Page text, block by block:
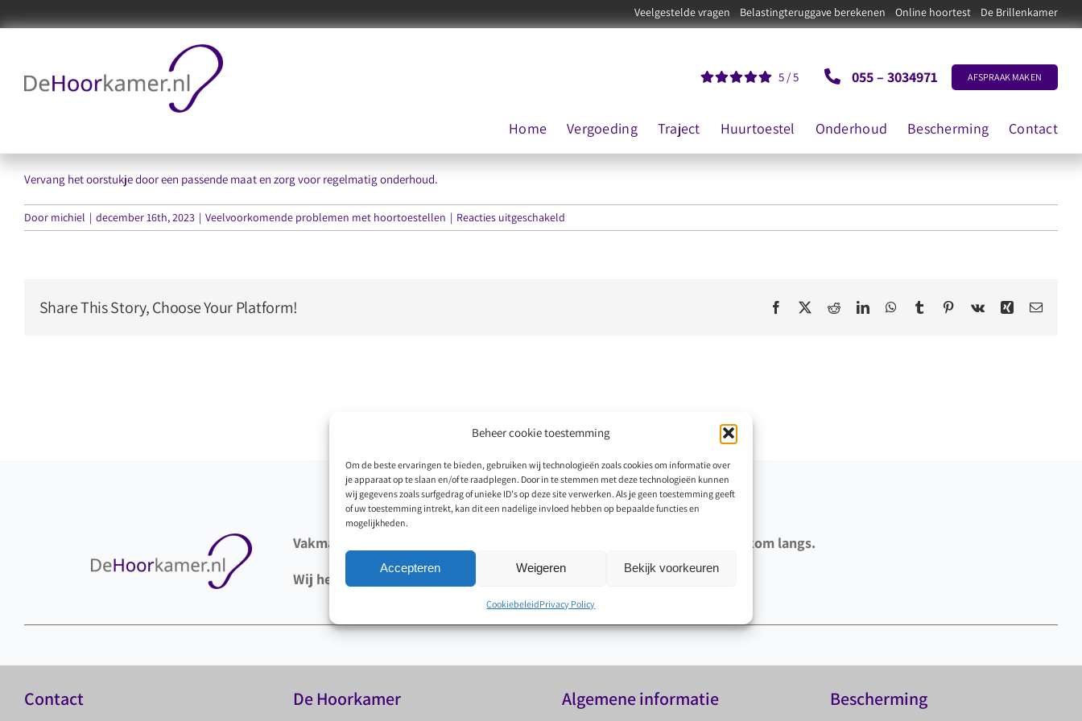
Beheer cookie toestemming
Om de beste ervaringen te bieden, gebruiken wij technologieën zoals cookies om informatie over
je apparaat op te slaan en/of te raadplegen. Door in te stemmen met deze technologieën kunnen
wij gegevens zoals surfgedrag of unieke ID's op deze site verwerken. Als je geen toestemming geeft
of uw toestemming intrekt, kan dit een nadelige invloed hebben op bepaalde functies en
mogelijkheden.
Accepteren Weigeren Bekijk voorkeuren
CookiebeleidPrivacy Policy
naar
Veelgestelde vragen Belastingteruggave berekenen Online hoortest De Brillenkamer
5/5 055 – 3034971 AFSPRAAK MAKEN
Home Vergoeding Traject Huurtoestel Onderhoud Bescherming Contact
Slechte bevestiging oorstukje
Vervang het oorstukje door een passende maat en zorg voor regelmatig onderhoud.
Door michiel | december 16th, 2023 | Veelvoorkomende problemen met hoortoestellen | Reacties uitgeschakeld
Slechte
Share This Story, Choose Your Platform! Facebook RedditLinkedInWhatsApp
Tumblr Pinterest
Vk Xing E-
Vakmanschap staat bij ons op de eerste plaats! Maak nu een afspraak of kom langs.
Wij heten u van harte welkom bij De Hoorkamer.
Contact De Hoorkamer Algemene informatie Bescherming